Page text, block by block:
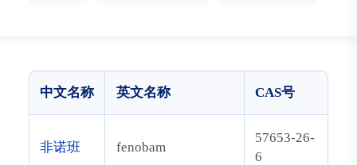
中文名称 英文名称 CAS号
非诺班 fenobam
57653-26-
6